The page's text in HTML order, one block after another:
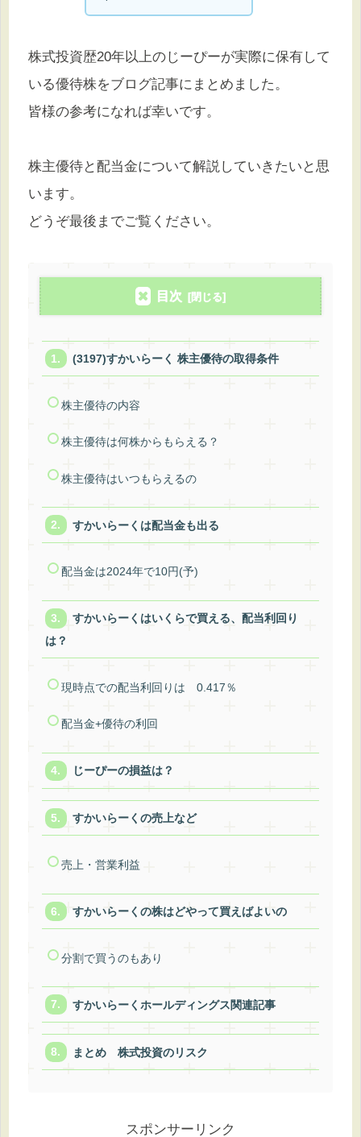
株式投資歴20年以上のじーぴーが実際に保有して
いる優待株をブログ記事にまとめました。
皆様の参考になれば幸いです。
株主優待と配当金について解説していきたいと思
います。
どうぞ最後までご覧ください。
目次
(3197)すかいらーく 株主優待の取得条件
株主優待の内容
株主優待は何株からもらえる？
株主優待はいつもらえるの
すかいらーくは配当金も出る
配当金は2024年で10円(予)
すかいらーくはいくらで買える、配当利回り
は？
現時点での配当利回りは 0.417％
配当金+優待の利回
じーぴーの損益は？
すかいらーくの売上など
売上・営業利益
すかいらーくの株はどやって買えばよいの
分割で買うのもあり
すかいらーくホールディングス関連記事
まとめ 株式投資のリスク
スポンサーリンク